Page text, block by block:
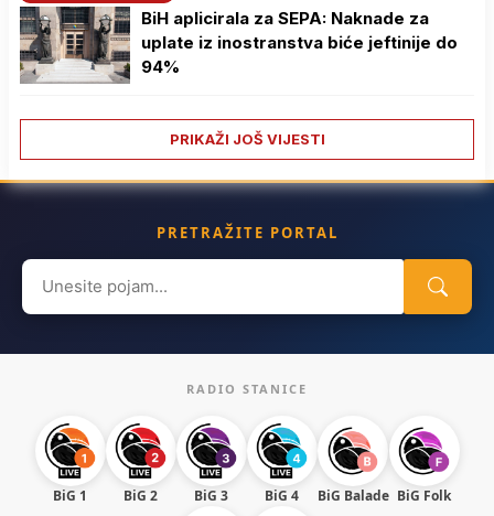
BiH aplicirala za SEPA: Naknade za
uplate iz inostranstva biće jeftinije do
94%
PRIKAŽI JOŠ VIJESTI
PRETRAŽITE PORTAL
Search
for:
RADIO STANICE
BiG 1 BiG 2 BiG 3 BiG 4 BiG Balade BiG Folk